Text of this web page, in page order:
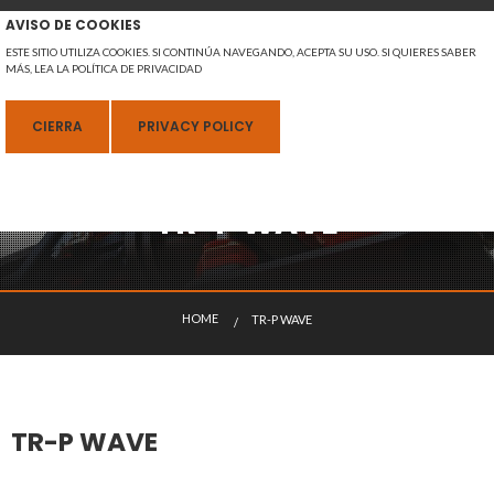
AVISO DE COOKIES
ESTE SITIO UTILIZA COOKIES. SI CONTINÚA NAVEGANDO, ACEPTA SU USO. SI QUIERES SABER
MÁS, LEA LA POLÍTICA DE PRIVACIDAD
CIERRA PRIVACY POLICY
ESPAÑOL
TR-P WAVE
HOME ACTUALMENTE:
TR-P WAVE
TR-P WAVE